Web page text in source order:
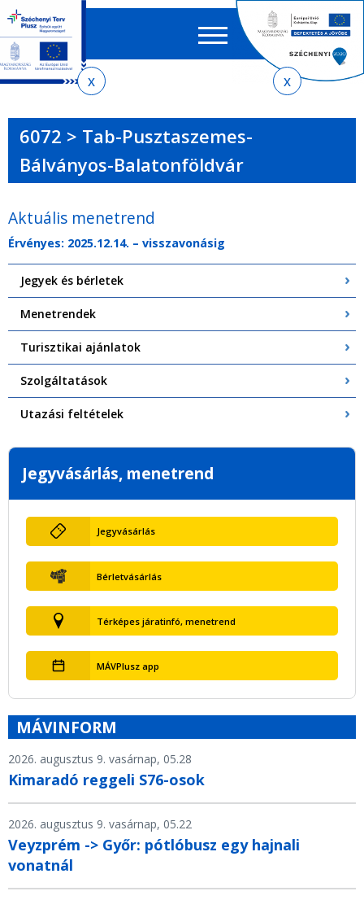
menetrendkeresőhöz
almenühöz
tartalomra
oldaltérképre
EN HU
űrlap
6072 > Tab-Pusztaszemes-
Bálványos-Balatonföldvár
Aktuális menetrend
Érvényes: 2025.12.14. – visszavonásig
Jegyek és bérletek
Menetrendek
Turisztikai ajánlatok
Szolgáltatások
Utazási feltételek
Jegyvásárlás, menetrend
Jegyvásárlás
Bérletvásárlás
Térképes járatinfó, menetrend
MÁVPlusz app
MÁVINFORM
2026. augusztus 9. vasárnap, 05.28
Kimaradó reggeli S76-osok
2026. augusztus 9. vasárnap, 05.22
Veyzprém -> Győr: pótlóbusz egy hajnali
vonatnál